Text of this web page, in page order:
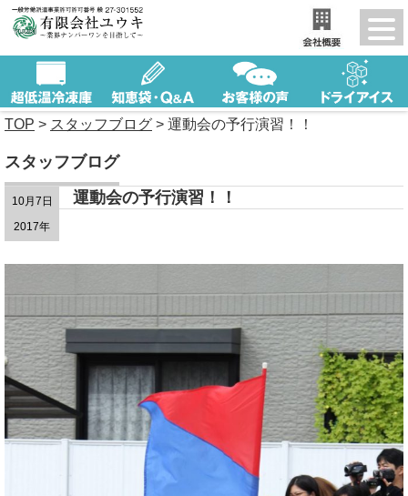
TOP > スタッフブログ > 運動会の予行演習！！
スタッフブログ
10月7日
2017年
運動会の予行演習！！